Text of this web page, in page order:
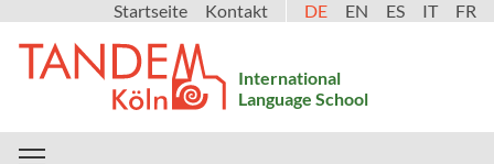
Startseite Kontakt DE EN ES IT FR
International
Language School